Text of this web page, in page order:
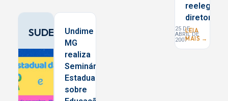
SUDESTEUndime
MG
realiza
Seminário
Estadual
sobre
reelege
diretoria
25 DE
ABRIL DE
2007
LEIA
MAIS →